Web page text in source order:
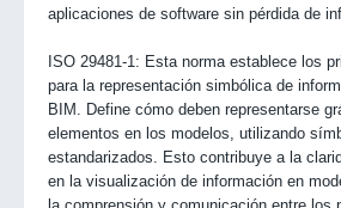
aplicaciones de software sin pérdida de
ISO 29481-1: Esta norma establece los
para la representación simbólica de
BIM. Define cómo deben representarse
elementos en los modelos, utilizando
estandarizados. Esto contribuye a la
en la visualización de información en